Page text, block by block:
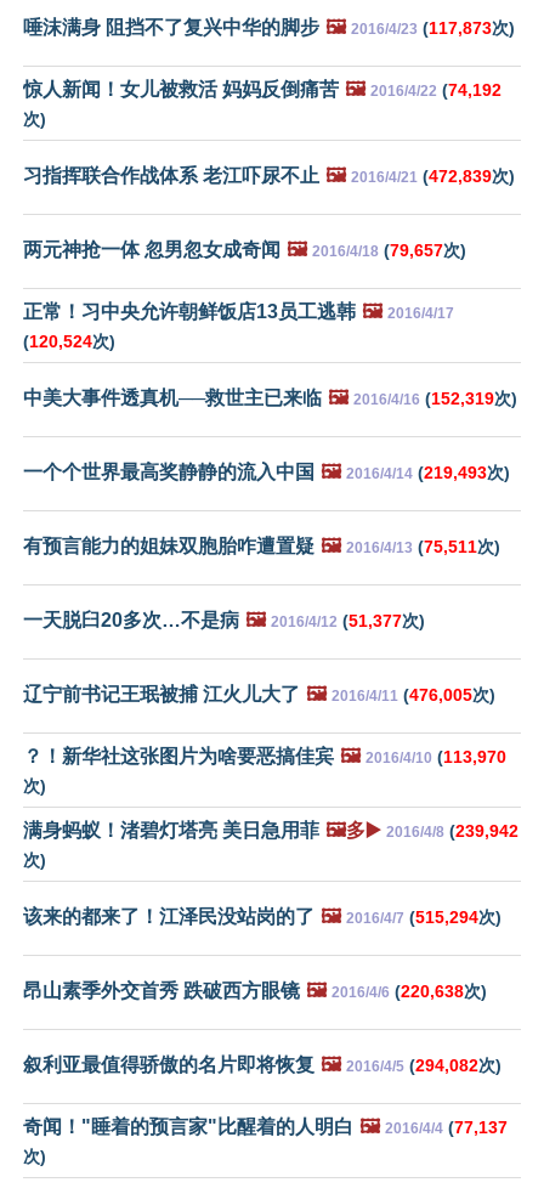
唾沫满身 阻挡不了复兴中华的脚步 🖼️ 2016/4/23 (117,873次)
惊人新闻！女儿被救活 妈妈反倒痛苦 🖼️ 2016/4/22 (74,192
次)
习指挥联合作战体系 老江吓尿不止 🖼️ 2016/4/21 (472,839次)
两元神抢一体 忽男忽女成奇闻 🖼️ 2016/4/18 (79,657次)
正常！习中央允许朝鲜饭店13员工逃韩 🖼️ 2016/4/17
(120,524次)
中美大事件透真机──救世主已来临 🖼️ 2016/4/16 (152,319次)
一个个世界最高奖静静的流入中国 🖼️ 2016/4/14 (219,493次)
有预言能力的姐妹双胞胎咋遭置疑 🖼️ 2016/4/13 (75,511次)
一天脱臼20多次…不是病 🖼️ 2016/4/12 (51,377次)
辽宁前书记王珉被捕 江火儿大了 🖼️ 2016/4/11 (476,005次)
？！新华社这张图片为啥要恶搞佳宾 🖼️ 2016/4/10 (113,970
次)
满身蚂蚁！渚碧灯塔亮 美日急用菲 🖼️多▶️ 2016/4/8 (239,942
次)
该来的都来了！江泽民没站岗的了 🖼️ 2016/4/7 (515,294次)
昂山素季外交首秀 跌破西方眼镜 🖼️ 2016/4/6 (220,638次)
叙利亚最值得骄傲的名片即将恢复 🖼️ 2016/4/5 (294,082次)
奇闻！"睡着的预言家"比醒着的人明白 🖼️ 2016/4/4 (77,137
次)